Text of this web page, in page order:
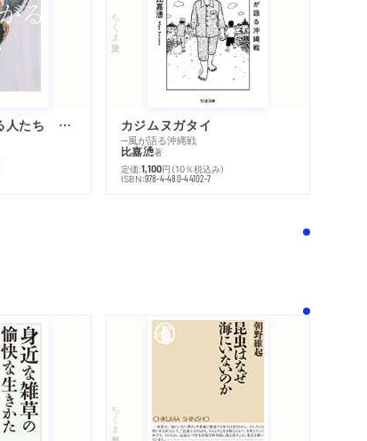
不幸になりたがる人たち 増補新版
ちくま文庫
カジムヌガタイ
─風が語る沖縄戦
比嘉慂著
定価:1,100円 （10％税込み）
ISBN:978-4-480-44102-7
ちくま新書